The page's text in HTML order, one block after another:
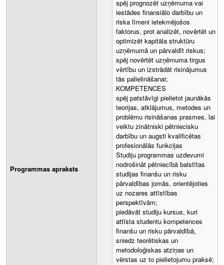
Programmas apraksts
spēj prognozēt uzņēmuma vai
iestādes finansiālo darbību un
riska līmeni ietekmējošos
faktorus, prot analizēt, novērtēt un
optimizēt kapitāla struktūru
uzņēmumā un pārvaldīt riskus;
spēj novērtēt uzņēmuma tirgus
vērtību un izstrādāt risinājumus
tās palielināšanai;
KOMPETENCES
spēj patstāvīgi pielietot jaunākās
teorijas, atklājumus, metodes un
problēmu risināšanas prasmes, lai
veiktu zinātniski pētniecisku
darbību un augsti kvalificētas
profesionālās funkcijas
Studiju programmas uzdevumi
nodrošināt pētniecībā balstītas
studijas finanšu un risku
pārvaldības jomās, orientējoties
uz nozares attīstības
perspektīvām;
piedāvāt studiju kursus, kuri
attīsta studentu kompetences
finanšu un risku pārvaldībā,
sniedz teorētiskas un
metodoloģiskas atziņas un
vērstas uz to pielietojumu praksē;